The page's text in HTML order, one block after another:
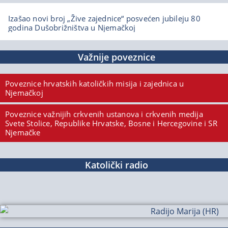
Izašao novi broj „Žive zajednice“ posvećen jubileju 80
godina Dušobrižništva u Njemačkoj
Važnije poveznice
Poveznice hrvatskih katoličkih misija i zajednica u
Njemačkoj
Poveznice važnijih crkvenih ustanova i crkvenih medija
Svete Stolice, Republike Hrvatske, Bosne i Hercegovine i SR
Njemačke
Katolički radio